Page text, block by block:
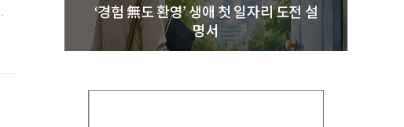
‘경험 無도 환영’ 생애 첫 일자리 도전 설
명서